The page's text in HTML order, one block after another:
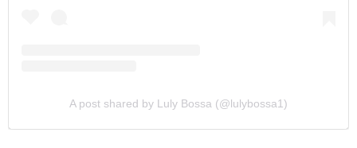
A post shared by Luly Bossa (@lulybossa1)